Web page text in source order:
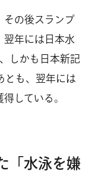
その後スランプ
翌年には日本水
しかも日本新記
とも、翌年には
している。
「水泳を嫌